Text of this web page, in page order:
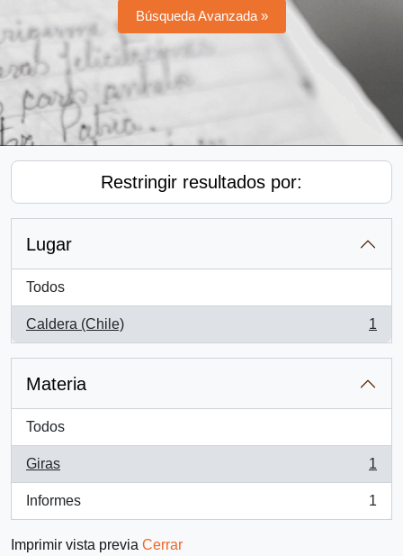
Búsqueda Avanzada »
Restringir resultados por:
Lugar
Todos
Caldera (Chile)
, 1 resultados
1
Materia
Todos
Giras
, 1 resultados
1
Informes
, 1 resultados
1
Imprimir vista previa Cerrar